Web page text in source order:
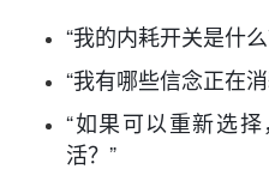
“我的内耗开关是什
“我有哪些信念正在
“如果可以重新选
活？”